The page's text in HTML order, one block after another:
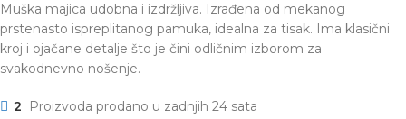
Muška majica udobna i izdržljiva. Izrađena od mekanog
prstenasto ispreplitanog pamuka, idealna za tisak. Ima klasični
kroj i ojačane detalje što je čini odličnim izborom za
svakodnevno nošenje.
2 Proizvoda prodano u zadnjih 24 sata